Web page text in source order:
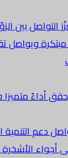
التواصل بين
مبتكرة
أداءً متميزا
دعم التنمية
الأشخرة 2026